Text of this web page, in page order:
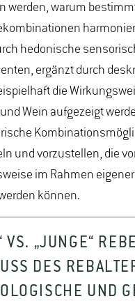
werden, warum
hedonische
ergänzt durch
die
Wein aufgezeigt
und vorzustellen, die
im Rahmen
können.
VS. „JUNGE“
DES
UND